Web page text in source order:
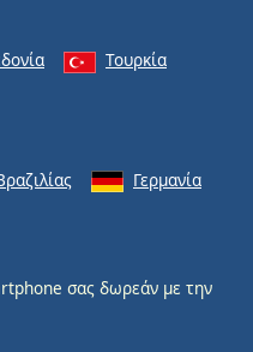
Τουρκία
Γερμανία
σας δωρεάν με την